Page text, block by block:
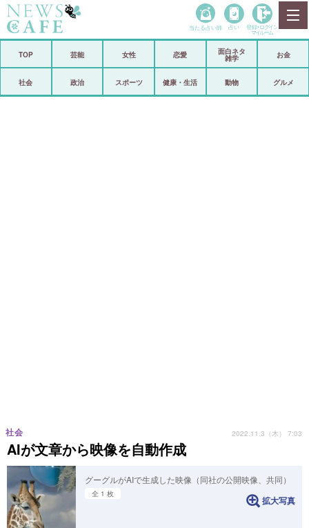
政治
当たる占い師 占い 登録• ログイン
マイルーム
TOP 芸能 女性 恋愛
面白ネタ
雑学
お金
社会 政治 スポーツ 健康・生活 動物 グルメ
AIが文章から映像を自動作成
社会 2022.11.3（木） 7:03
グーグルがAIで生成した映像（同社の公開映像、共同）
全 1 枚
拡大写真